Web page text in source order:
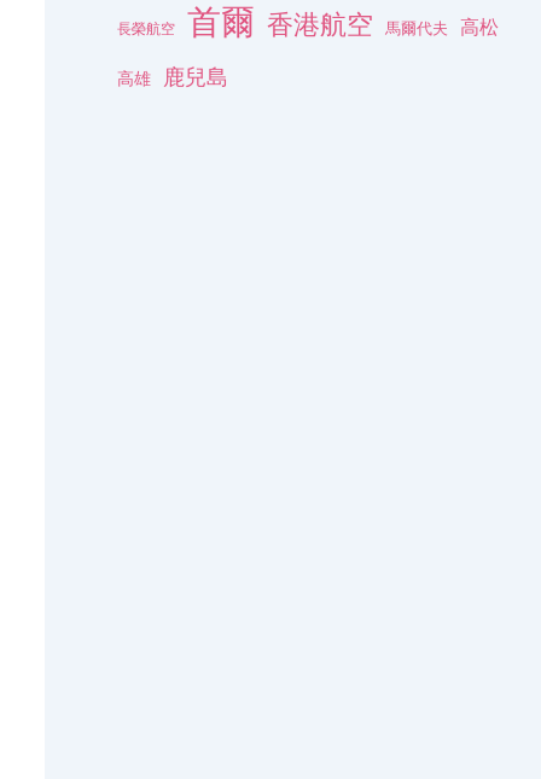
長榮航空 首爾 香港航空 馬爾代夫 高松
高雄 鹿兒島